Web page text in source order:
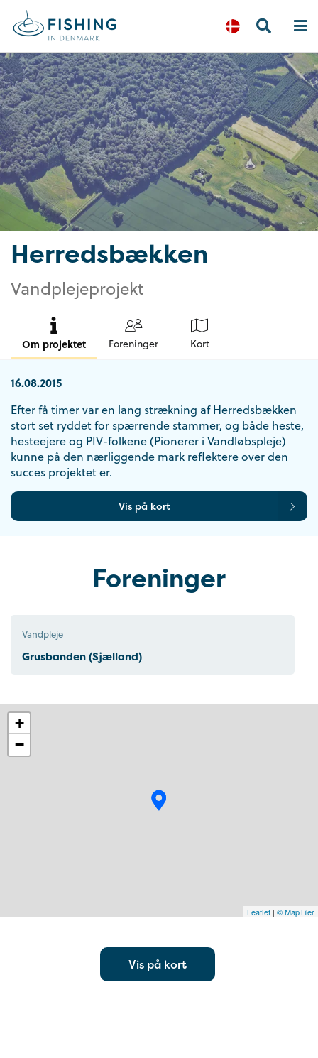
Herredsbækken
Vandplejeprojekt
Om projektet Foreninger Kort
16.08.2015
Efter få timer var en lang strækning af Herredsbækken
stort set ryddet for spærrende stammer, og både heste,
hesteejere og PIV-folkene (Pionerer i Vandløbspleje)
kunne på den nærliggende mark reflektere over den
succes projektet er.
Vis på kort
Foreninger
Vandpleje
Grusbanden (Sjælland)
+
−
Leaflet | © MapTiler
Vis på kort